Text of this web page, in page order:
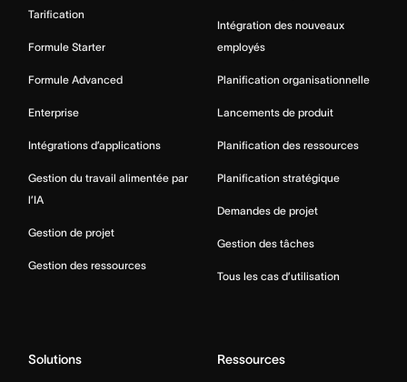
Tarification
Formule Starter
Formule Advanced
Enterprise
Intégrations d’applications
Gestion du travail alimentée par
l’IA
Gestion de projet
Gestion des ressources
Intégration des nouveaux
employés
Planification organisationnelle
Lancements de produit
Planification des ressources
Planification stratégique
Demandes de projet
Gestion des tâches
Tous les cas d’utilisation
Solutions Ressources